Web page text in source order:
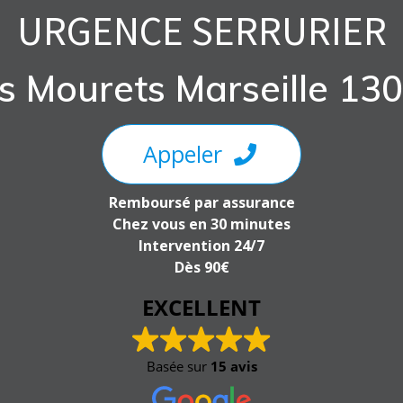
URGENCE SERRURIER
Mourets Marseille
Appeler
Remboursé par assurance
Chez vous en 30 minutes
Intervention 24/7
Dès 90€
EXCELLENT
Basée sur 15 avis